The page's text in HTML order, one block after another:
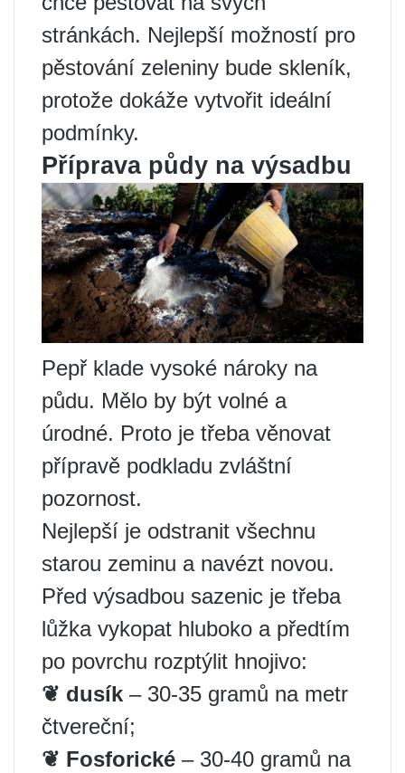
stránkách. Nejlepší možností pro
pěstování zeleniny bude skleník,
protože dokáže vytvořit ideální
podmínky.
Příprava půdy na výsadbu
Pepř klade vysoké nároky na
půdu. Mělo by být volné a
úrodné. Proto je třeba věnovat
přípravě podkladu zvláštní
pozornost.
Nejlepší je odstranit všechnu
starou zeminu a navézt novou.
Před výsadbou sazenic je třeba
lůžka vykopat hluboko a předtím
po povrchu rozptýlit hnojivo:
❦ dusík– 30-35 gramů na metr
čtvereční;
❦ Fosforické – 30-40 gramů na